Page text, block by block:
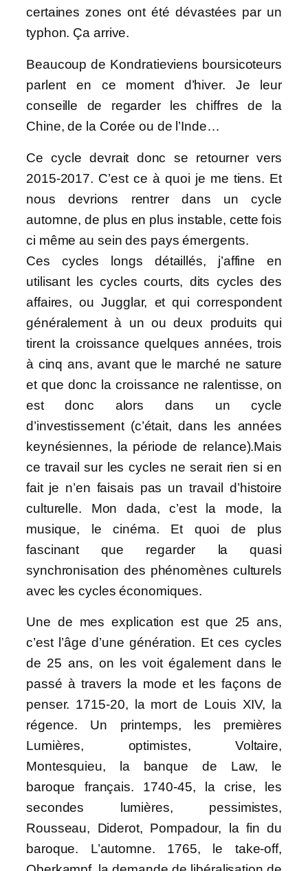
certaines zones ont été dévastées par un
typhon. Ça arrive.
Beaucoup de Kondratieviens boursicoteurs
parlent en ce moment d’hiver. Je leur
conseille de regarder les chiffres de la
Chine, de la Corée ou de l’Inde…
Ce cycle devrait donc se retourner vers
2015-2017. C’est ce à quoi je me tiens. Et
nous devrions rentrer dans un cycle
automne, de plus en plus instable, cette fois
ci même au sein des pays émergents.
Ces cycles longs détaillés, j’affine en
utilisant les cycles courts, dits cycles des
affaires, ou Jugglar, et qui correspondent
généralement à un ou deux produits qui
tirent la croissance quelques années, trois
à cinq ans, avant que le marché ne sature
et que donc la croissance ne ralentisse, on
est donc alors dans un cycle
d’investissement (c’était, dans les années
keynésiennes, la période de relance).Mais
ce travail sur les cycles ne serait rien si en
fait je n’en faisais pas un travail d’histoire
culturelle. Mon dada, c’est la mode, la
musique, le cinéma. Et quoi de plus
fascinant que regarder la quasi
synchronisation des phénomènes culturels
avec les cycles économiques.
Une de mes explication est que 25 ans,
c’est l’âge d’une génération. Et ces cycles
de 25 ans, on les voit également dans le
passé à travers la mode et les façons de
penser. 1715-20, la mort de Louis XIV, la
régence. Un printemps, les premières
Lumières, optimistes, Voltaire,
Montesquieu, la banque de Law, le
baroque français. 1740-45, la crise, les
secondes lumières, pessimistes,
Rousseau, Diderot, Pompadour, la fin du
baroque. L’automne. 1765, le take-off,